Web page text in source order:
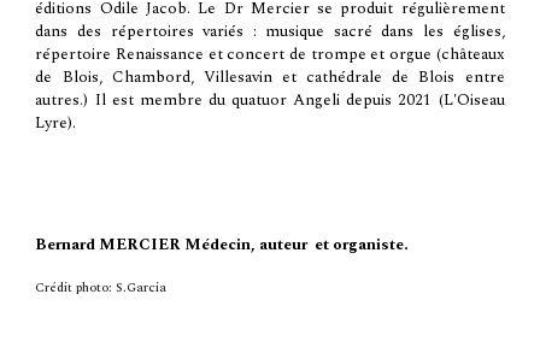
éditions Odile Jacob. Le Dr Mercier se produit régulièrement
dans des répertoires variés : musique sacré dans les églises,
répertoire Renaissance et concert de trompe et orgue (châteaux
de Blois, Chambord, Villesavin et cathédrale de Blois entre
autres.) Il est membre du quatuor Angeli depuis 2021 (L'Oiseau
Lyre).
Bernard MERCIER Médecin, auteur et organiste.
Crédit photo:S.Garcia